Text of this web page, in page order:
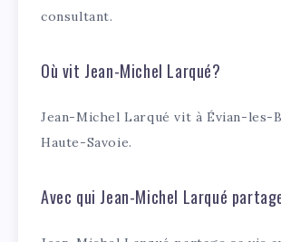
consultant.
Où vit Jean-Michel Larqué?
Jean-Michel Larqué vit à Évian-les-
Haute-Savoie.
Avec qui Jean-Michel Larqué